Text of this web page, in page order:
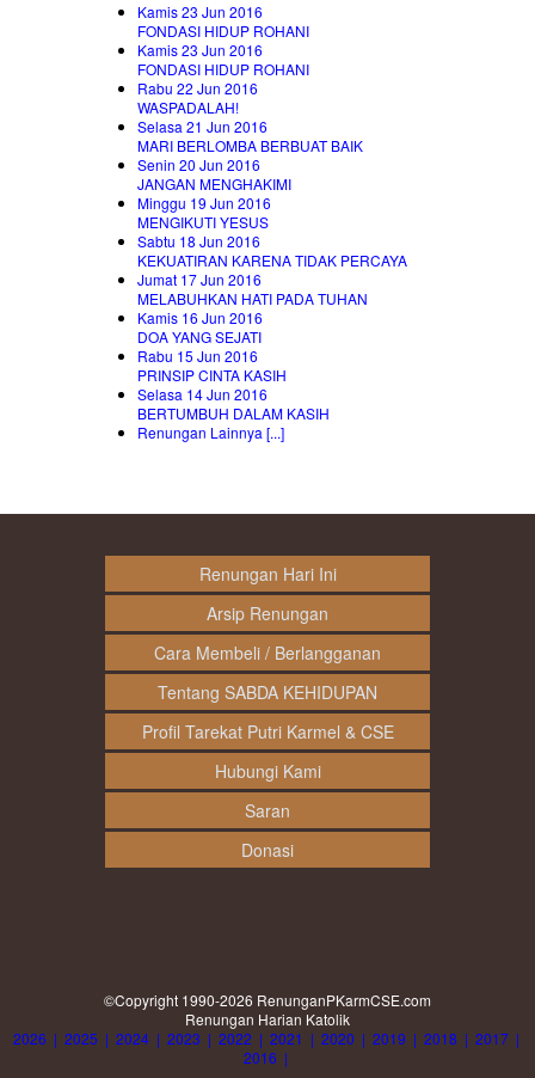
Kamis 23 Jun 2016
FONDASI HIDUP ROHANI
Kamis 23 Jun 2016
FONDASI HIDUP ROHANI
Rabu 22 Jun 2016
WASPADALAH!
Selasa 21 Jun 2016
MARI BERLOMBA BERBUAT BAIK
Senin 20 Jun 2016
JANGAN MENGHAKIMI
Minggu 19 Jun 2016
MENGIKUTI YESUS
Sabtu 18 Jun 2016
KEKUATIRAN KARENA TIDAK PERCAYA
Jumat 17 Jun 2016
MELABUHKAN HATI PADA TUHAN
Kamis 16 Jun 2016
DOA YANG SEJATI
Rabu 15 Jun 2016
PRINSIP CINTA KASIH
Selasa 14 Jun 2016
BERTUMBUH DALAM KASIH
Renungan Lainnya [...]
Renungan Hari Ini
Arsip Renungan
Cara Membeli / Berlangganan
Tentang SABDA KEHIDUPAN
Profil Tarekat Putri Karmel & CSE
Hubungi Kami
Saran
Donasi
©Copyright 1990-2026 RenunganPKarmCSE.com
Renungan Harian Katolik
2026 | 2025 | 2024 | 2023 | 2022 | 2021 | 2020 | 2019 | 2018 | 2017 |
2016 |